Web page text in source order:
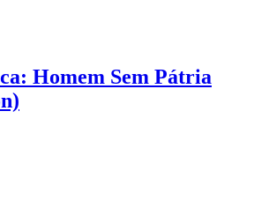
Homem Sem Pátria